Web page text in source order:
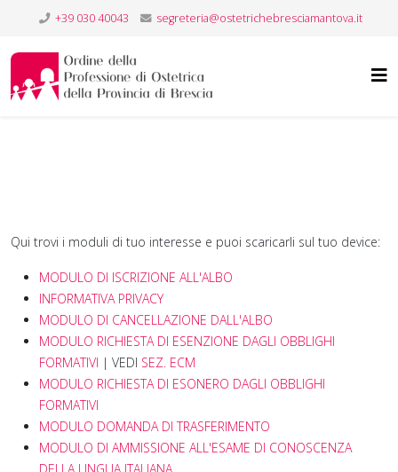
+39 030 40043 segreteria@ostetrichebresciamantova.it
Qui trovi i moduli di tuo interesse e puoi scaricarli sul tuo device:
MODULO DI ISCRIZIONE ALL'ALBO
INFORMATIVA PRIVACY
MODULO DI CANCELLAZIONE DALL'ALBO
MODULO RICHIESTA DI ESENZIONE DAGLI OBBLIGHI
FORMATIVI | VEDI SEZ. ECM
MODULO RICHIESTA DI ESONERO DAGLI OBBLIGHI
FORMATIVI
MODULO DOMANDA DI TRASFERIMENTO
MODULO DI AMMISSIONE ALL'ESAME DI CONOSCENZA